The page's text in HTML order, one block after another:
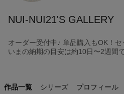
NUI-NUI21'S GALLERY
オーダー受付中♪ 単品購入もOK！
いまの納期の目安は約10日〜2週間で
作品一覧 シリーズ プロフィール